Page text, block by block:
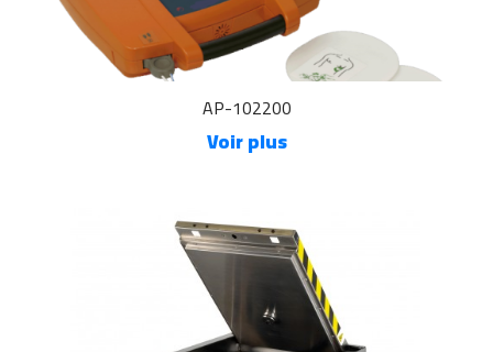
AP-102200
Voir plus